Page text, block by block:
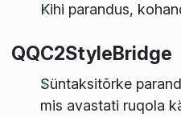
Kihi parandus,
QQC2StyleBridge
Süntaksitõrke
mis avastati ruqola